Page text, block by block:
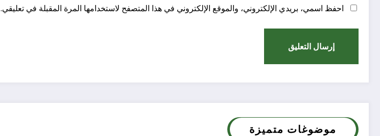
احفظ اسمي، بريدي الإلكتروني، والموقع الإلكتروني في هذا المتصفح لاستخدامها المرة المقبلة في تعليقي.
موضوغات متميزة